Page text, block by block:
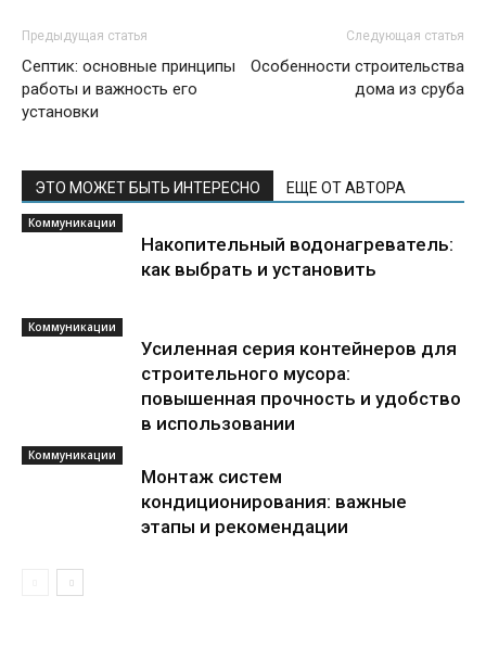
Предыдущая статья
Септик: основные принципы
работы и важность его
установки
Следующая статья
Особенности строительства
дома из сруба
ЭТО МОЖЕТ БЫТЬ ИНТЕРЕСНО ЕЩЕ ОТ АВТОРА
Коммуникации
Накопительный водонагреватель:
как выбрать и установить
Коммуникации
Усиленная серия контейнеров для
строительного мусора:
повышенная прочность и удобство
в использовании
Коммуникации
Монтаж систем
кондиционирования: важные
этапы и рекомендации